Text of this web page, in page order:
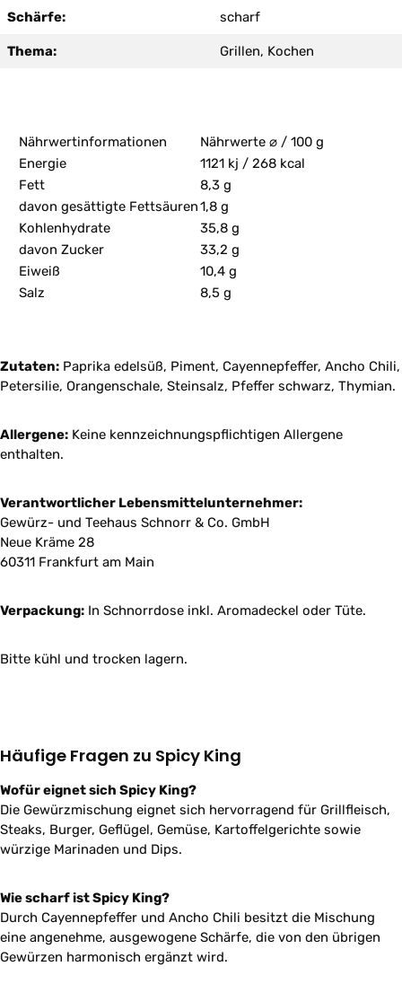
Schärfe: scharf
Thema: Grillen, Kochen
Nährwertinformationen
Nährwerte ⌀ / 100 g
Energie
1121 kj / 268 kcal
Fett
8,3 g
davon gesättigte Fettsäuren1,8 g
Kohlenhydrate
35,8 g
davon Zucker
33,2 g
Eiweiß
10,4 g
Salz
8,5 g
Zutaten: Paprika edelsüß, Piment, Cayennepfeffer, Ancho Chili,
Petersilie, Orangenschale, Steinsalz, Pfeffer schwarz, Thymian.
Allergene: Keine kennzeichnungspflichtigen Allergene
enthalten.
Verantwortlicher Lebensmittelunternehmer:
Gewürz- und Teehaus Schnorr & Co. GmbH
Neue Kräme 28
60311 Frankfurt am Main
Verpackung: In Schnorrdose inkl. Aromadeckel oder Tüte.
Bitte kühl und trocken lagern.
Häufige Fragen zu Spicy King
Wofür eignet sich Spicy King?
Die Gewürzmischung eignet sich hervorragend für Grillfleisch,
Steaks, Burger, Geflügel, Gemüse, Kartoffelgerichte sowie
würzige Marinaden und Dips.
Wie scharf ist Spicy King?
Durch Cayennepfeffer und Ancho Chili besitzt die Mischung
eine angenehme, ausgewogene Schärfe, die von den übrigen
Gewürzen harmonisch ergänzt wird.